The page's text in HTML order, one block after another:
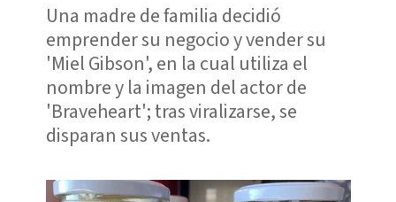
Una madre de familia decidió
emprender su negocio y vender su
'Miel Gibson', en la cual utiliza el
nombre y la imagen del actor de
'Braveheart'; tras viralizarse, se
disparan sus ventas.